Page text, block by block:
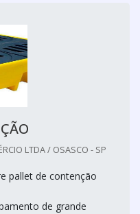
LTDA / OSASCO - SP
pallet de contenção
de grande